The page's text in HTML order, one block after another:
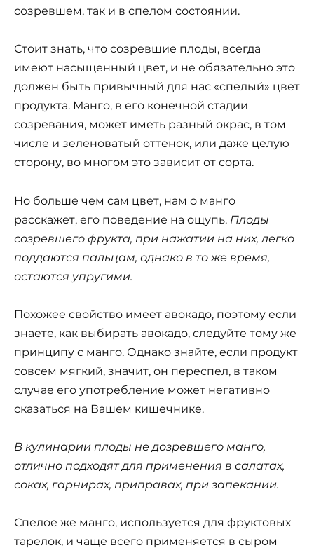
созревшем, так и в спелом состоянии.
Стоит знать, что созревшие плоды, всегда
имеют насыщенный цвет, и не обязательно это
должен быть привычный для нас «спелый» цвет
продукта. Манго, в его конечной стадии
созревания, может иметь разный окрас, в том
числе и зеленоватый оттенок, или даже целую
сторону, во многом это зависит от сорта.
Но больше чем сам цвет, нам о манго
расскажет, его поведение на ощупь. Плоды
созревшего фрукта, при нажатии на них, легко
поддаются пальцам, однако в то же время,
остаются упругими.
Похожее свойство имеет авокадо, поэтому если
знаете, как выбирать авокадо, следуйте тому же
принципу с манго. Однако знайте, если продукт
совсем мягкий, значит, он переспел, в таком
случае его употребление может негативно
сказаться на Вашем кишечнике.
В кулинарии плоды не дозревшего манго,
отлично подходят для применения в салатах,
соках, гарнирах, приправах, при запекании.
Спелое же манго, используется для фруктовых
тарелок, и чаще всего применяется в сыром